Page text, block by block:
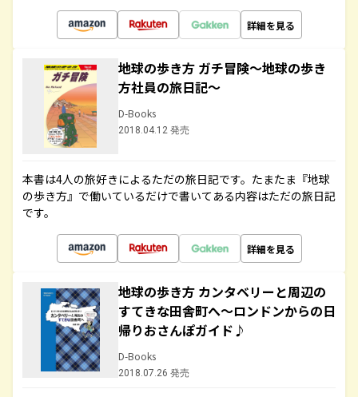
詳細を見る
地球の歩き方 ガチ冒険～地球の歩き
方社員の旅日記～
D-Books
2018.04.12 発売
本書は4人の旅好きによるただの旅日記です。たまたま『地球
の歩き方』で働いているだけで書いてある内容はただの旅日記
です。
詳細を見る
地球の歩き方 カンタベリーと周辺の
すてきな田舎町へ～ロンドンからの日
帰りおさんぽガイド♪
D-Books
2018.07.26 発売